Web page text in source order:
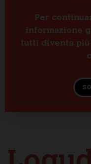
Per
informazione
tutti diventa